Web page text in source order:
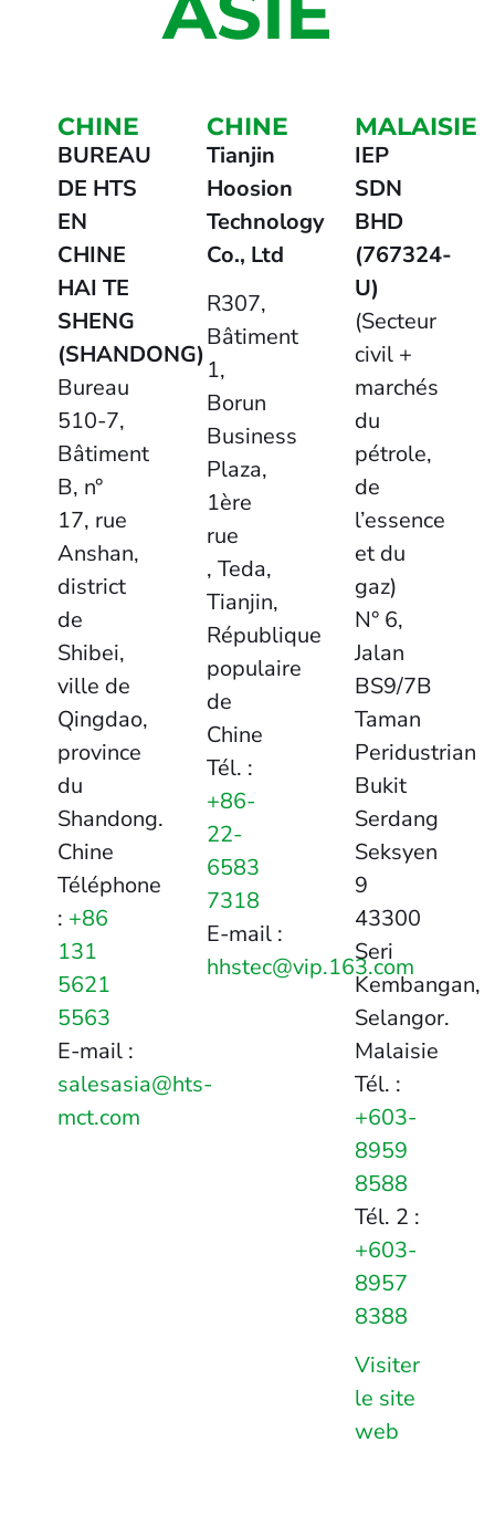
CHINE
BUREAU
DE HTS
EN
CHINE
HAI TE
SHENG
(SHANDONG)
Bureau
510-7,
Bâtiment
B, n°
17, rue
Anshan,
district
de
Shibei,
ville de
Qingdao,
province
du
Shandong.
Chine
Téléphone
: +86
131
5621
5563
E-mail :
salesasia@hts-
mct.com
CHINE
Tianjin
Hoosion
Technology
Co., Ltd
R307,
Bâtiment
1,
Borun
Business
Plaza,
1ère
rue
, Teda,
Tianjin,
République
populaire
de
Chine
Tél. :
+86-
22-
6583
7318
E-mail :
hhstec@vip.163.com
MALAISIE
IEP
SDN
BHD
(767324-
U)
(Secteur
civil +
marchés
du
pétrole,
de
l’essence
et du
gaz)
N° 6,
Jalan
BS9/7B
Taman
Peridustrian
Bukit
Serdang
Seksyen
9
43300
Seri
Kembangan,
Selangor.
Malaisie
Tél. :
+603-
8959
8588
Tél. 2 :
+603-
8957
8388
Visiter
le site
web